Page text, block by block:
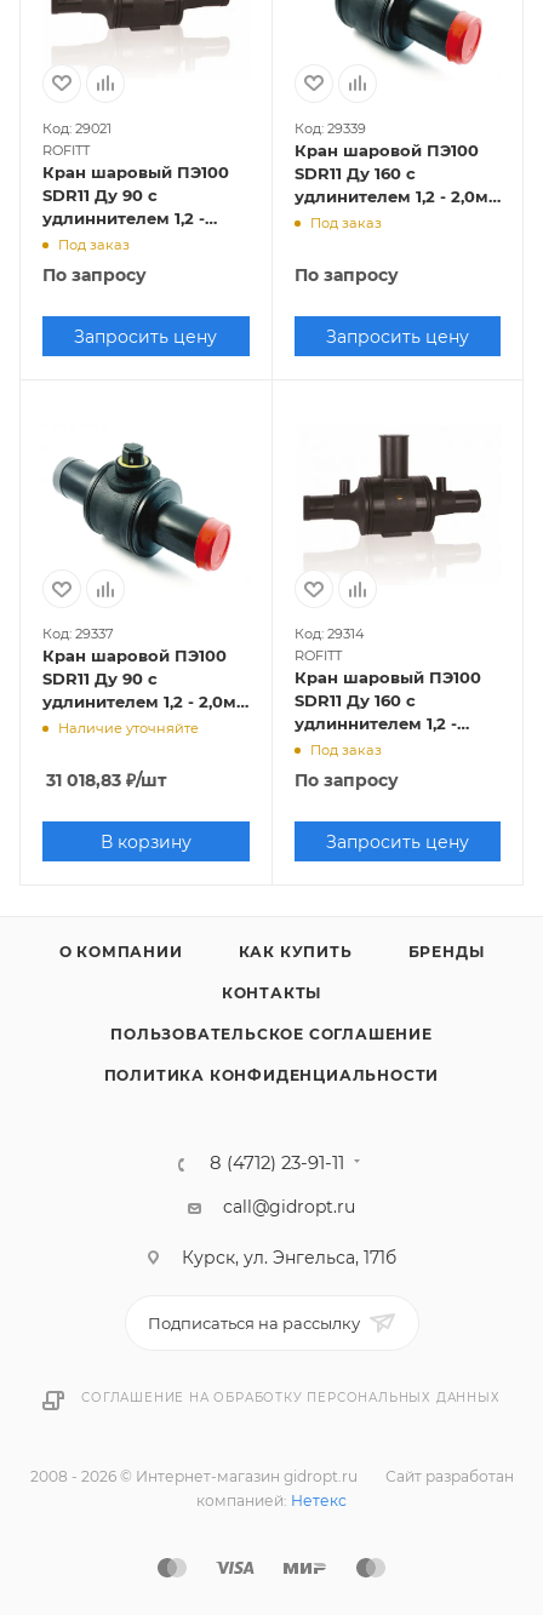
Код: 29021
ROFITT
Кран шаровый ПЭ100
SDR11 Ду 90 с
удлиннителем 1,2 -
2,0м, SDR 11, ROFITT
Под заказ
По запросу
Запросить цену
Код: 29339
Кран шаровой ПЭ100
SDR11 Ду 160 с
удлинителем 1,2 - 2,0м,
SDR 11,
Под заказ
По запросу
Запросить цену
Код: 29337
Кран шаровой ПЭ100
SDR11 Ду 90 с
удлинителем 1,2 - 2,0м,
SDR 11,
Наличие уточняйте
31 018,83 ₽/шт
В корзину
Код: 29314
ROFITT
Кран шаровый ПЭ100
SDR11 Ду 160 с
удлиннителем 1,2 -
2,0м, SDR 11, ROFITT
Под заказ
По запросу
Запросить цену
О КОМПАНИИ КАК КУПИТЬ БРЕНДЫ
КОНТАКТЫ
ПОЛЬЗОВАТЕЛЬСКОЕ СОГЛАШЕНИЕ
ПОЛИТИКА КОНФИДЕНЦИАЛЬНОСТИ
8 (4712) 23-91-11
call@gidropt.ru
Курск, ул. Энгельса, 171б
Подписаться на рассылку
СОГЛАШЕНИЕ НА ОБРАБОТКУ ПЕРСОНАЛЬНЫХ ДАННЫХ
2008 - 2026 © Интернет-магазин gidropt.ru
Сайт разработан
компанией: Нетекс